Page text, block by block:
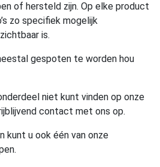
of hersteld zijn. Op elke product
zo specifiek mogelijk
is.
gespoten te worden hou
niet kunt vinden op onze
contact met ons op.
kunt u ook één van onze